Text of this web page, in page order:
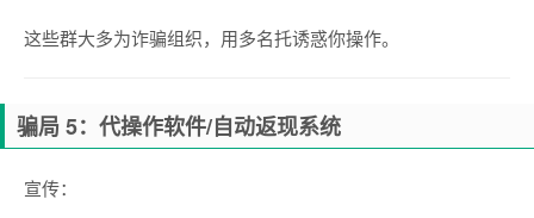
这些群大多为诈骗组织，用多名托诱惑你操作。
骗局 5：代操作软件/自动返现系统
宣传：